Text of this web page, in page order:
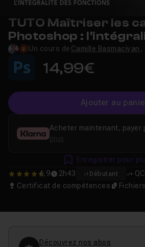
TUTO Maîtriser les
Photoshop :
fonctions
Un cours de Camille Basmaciyan ,
14,99€
Ajouter au
4.8593754,9 2h43 Débutant
Certificat de compétences
Acheter maintenant, payer
plus
Enregistrer pour
Découvrez nos abos